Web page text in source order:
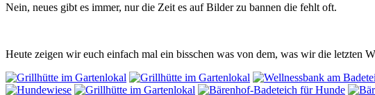
Nein, neues gibt es immer, nur die Zeit es auf Bilder zu bannen die fehlt oft.
Heute zeigen wir euch einfach mal ein bisschen was von dem, was wir die letzten